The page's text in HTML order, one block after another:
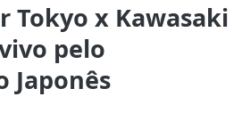
Tokyo x Kawasaki
pelo
Japonês